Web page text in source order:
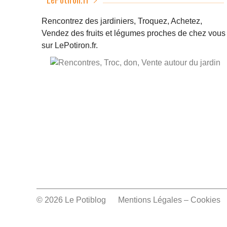
Rencontrez des jardiniers, Troquez, Achetez,
Vendez des fruits et légumes proches de chez vous
sur LePotiron.fr.
© 2026 Le Potiblog Mentions Légales – Cookies